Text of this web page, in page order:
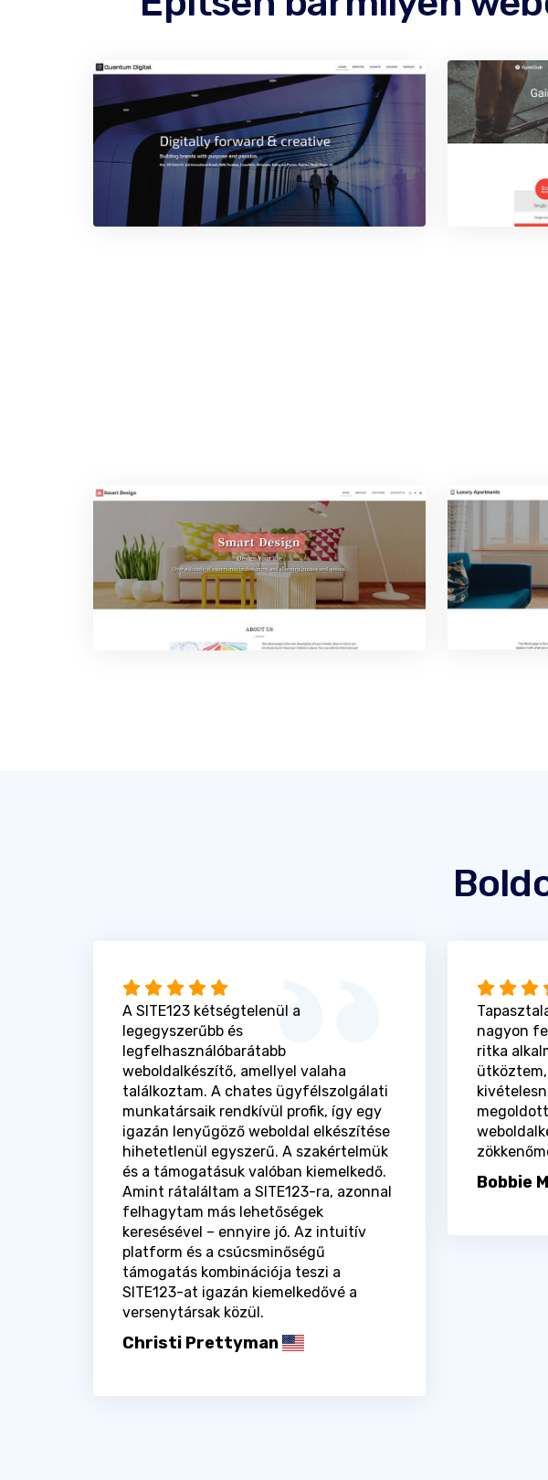
A SITE123 kétségtelenül a
legegyszerűbb és
legfelhasználóbarátabb
weboldalkészítő, amellyel valaha
találkoztam. A chates ügyfélszolgálati
munkatársaik rendkívül profik, így egy
igazán lenyűgöző weboldal elkészítése
hihetetlenül egyszerű. A szakértelmük
és a támogatásuk valóban kiemelkedő.
Amint rátaláltam a SITE123-ra, azonnal
felhagytam más lehetőségek
keresésével – ennyire jó. Az intuitív
platform és a csúcsminőségű
támogatás kombinációja teszi a
SITE123-at igazán kiemelkedővé a
versenytársak közül.
Christi Prettyman
nagyon
ritka
Bobbie